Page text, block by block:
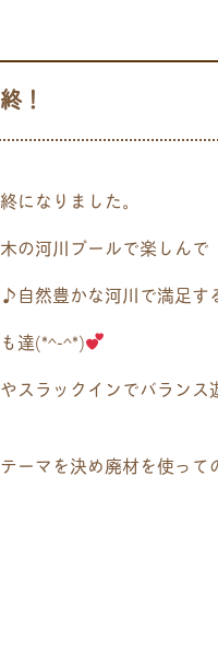
！
になりました。
の河川プールで楽しんで
自然豊かな河川で満足す
達(*^-^*)
スラックインでバランス
ーマを決め廃材を使って